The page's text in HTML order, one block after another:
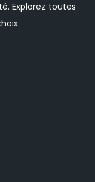
Explorez toutes